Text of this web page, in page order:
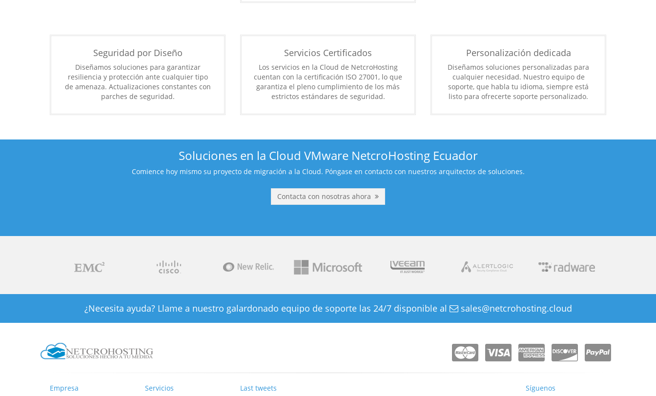
Seguridad por Diseño
Diseñamos soluciones para garantizar
resiliencia y protección ante cualquier tipo
de amenaza. Actualizaciones constantes con
parches de seguridad.
Servicios Certificados
Los servicios en la Cloud de NetcroHosting
cuentan con la certificación ISO 27001, lo que
garantiza el pleno cumplimiento de los más
estrictos estándares de seguridad.
Personalización dedicada
Diseñamos soluciones personalizadas para
cualquier necesidad. Nuestro equipo de
soporte, que habla tu idioma, siempre está
listo para ofrecerte soporte personalizado.
Soluciones en la Cloud VMware NetcroHosting Ecuador
Comience hoy mismo su proyecto de migración a la Cloud. Póngase en contacto con nuestros arquitectos de soluciones.
Contacta con nosotras ahora
¿Necesita ayuda? Llame a nuestro galardonado equipo de soporte las 24/7 disponible al sales@netcrohosting.cloud
Empresa Servicios Last tweets Síguenos